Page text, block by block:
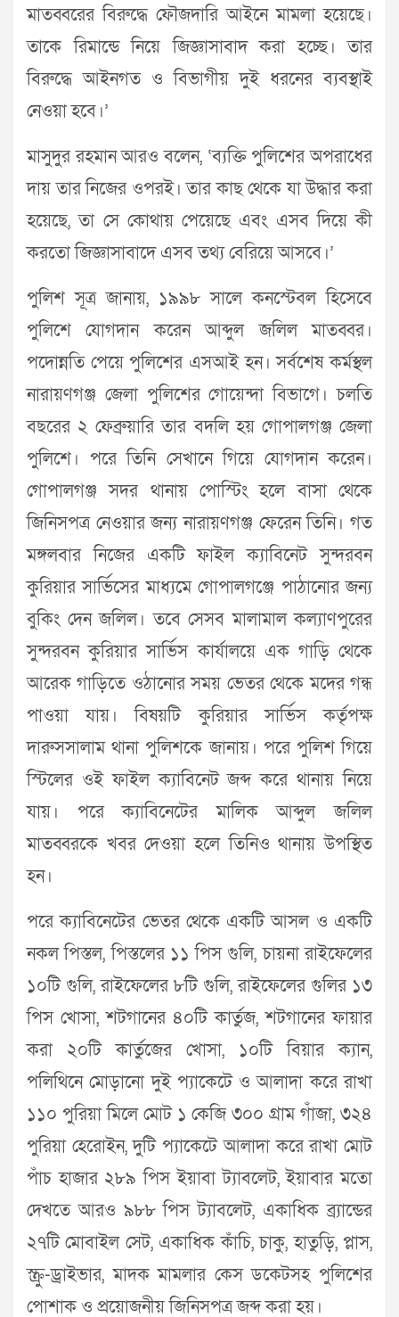
মাতব্বরের বিরুদ্ধে ফৌজদারি আইনে মামলা হয়েছে।
তাকে রিমান্ডে নিয়ে জিজ্ঞাসাবাদ করা হচ্ছে। তার
বিরুদ্ধে আইনগত ও বিভাগীয় দুই ধরনের ব্যবস্থাই
নেওয়া হবে।’
মাসুদুর রহমান আরও বলেন, ‘ব্যক্তি পুলিশের অপরাধের
দায় তার নিজের ওপরই। তার কাছ থেকে যা উদ্ধার করা
হয়েছে, তা সে কোথায় পেয়েছে এবং এসব দিয়ে কী
করতো জিজ্ঞাসাবাদে এসব তথ্য বেরিয়ে আসবে।’
পুলিশ সূত্র জানায়, ১৯৯৮ সালে কনস্টেবল হিসেবে
পুলিশে যোগদান করেন আব্দুল জলিল মাতব্বর।
পদোন্নতি পেয়ে পুলিশের এসআই হন। সর্বশেষ কর্মস্থল
নারায়ণগঞ্জ জেলা পুলিশের গোয়েন্দা বিভাগে। চলতি
বছরের ২ ফেব্রুয়ারি তার বদলি হয় গোপালগঞ্জ জেলা
পুলিশে। পরে তিনি সেখানে গিয়ে যোগদান করেন।
গোপালগঞ্জ সদর থানায় পোস্টিং হলে বাসা থেকে
জিনিসপত্র নেওয়ার জন্য নারায়ণগঞ্জ ফেরেন তিনি। গত
মঙ্গলবার নিজের একটি ফাইল ক্যাবিনেট সুন্দরবন
কুরিয়ার সার্ভিসের মাধ্যমে গোপালগঞ্জে পাঠানোর জন্য
বুকিং দেন জলিল। তবে সেসব মালামাল কল্যাণপুরের
সুন্দরবন কুরিয়ার সার্ভিস কার্যালয়ে এক গাড়ি থেকে
আরেক গাড়িতে ওঠানোর সময় ভেতর থেকে মদের গন্ধ
পাওয়া যায়। বিষয়টি কুরিয়ার সার্ভিস কর্তৃপক্ষ
দারুসসালাম থানা পুলিশকে জানায়। পরে পুলিশ গিয়ে
স্টিলের ওই ফাইল ক্যাবিনেট জব্দ করে থানায় নিয়ে
যায়। পরে ক্যাবিনেটের মালিক আব্দুল জলিল
মাতব্বরকে খবর দেওয়া হলে তিনিও থানায় উপস্থিত
হন।
পরে ক্যাবিনেটের ভেতর থেকে একটি আসল ও একটি
নকল পিস্তল, পিস্তলের ১১ পিস গুলি, চায়না রাইফেলের
১০টি গুলি, রাইফেলের ৮টি গুলি, রাইফেলের গুলির ১৩
পিস খোসা, শটগানের ৪০টি কার্তুজ, শটগানের ফায়ার
করা ২০টি কার্তুজের খোসা, ১০টি বিয়ার ক্যান,
পলিথিনে মোড়ানো দুই প্যাকেটে ও আলাদা করে রাখা
১১০ পুরিয়া মিলে মোট ১ কেজি ৩০০ গ্রাম গাঁজা, ৩২৪
পুরিয়া হেরোইন, দুটি প্যাকেটে আলাদা করে রাখা মোট
পাঁচ হাজার ২৮৯ পিস ইয়াবা ট্যাবলেট, ইয়াবার মতো
দেখতে আরও ৯৮৮ পিস ট্যাবলেট, একাধিক ব্র্যান্ডের
২৭টি মোবাইল সেট, একাধিক কাঁচি, চাকু, হাতুড়ি, প্লাস,
স্ক্রু-ড্রাইভার, মাদক মামলার কেস ডকেটসহ পুলিশের
পোশাক ও প্রয়োজনীয় জিনিসপত্র জব্দ করা হয়।